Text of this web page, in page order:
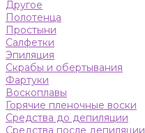
Другое
Полотенца
Простыни
Салфетки
Эпиляция
Скрабы и обертывания
Фартуки
Воскоплавы
Горячие пленочные воски
Средства до депиляции
Средства после депиляции